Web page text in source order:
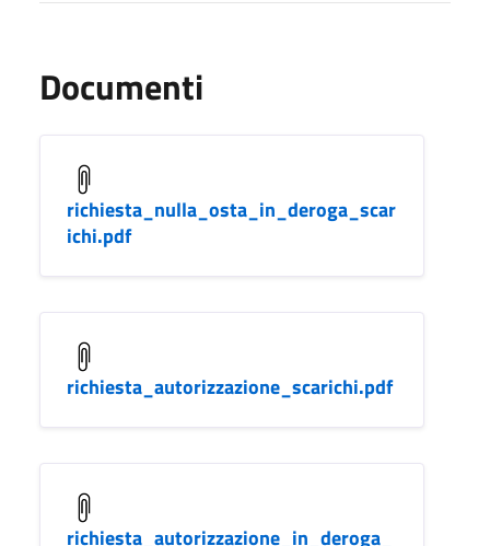
Documenti
richiesta_nulla_osta_in_deroga_scar
ichi.pdf
richiesta_autorizzazione_scarichi.pdf
richiesta_autorizzazione_in_deroga_